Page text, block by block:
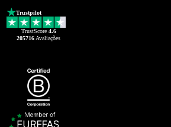
Trustpilot
TrustScore 4.6
205716 Avaliações